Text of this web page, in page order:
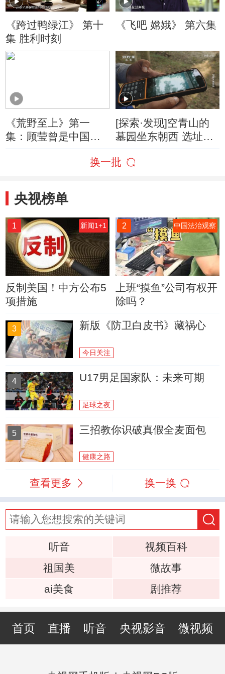
《跨过鸭绿江》 第十
集 胜利时刻
《飞吧 嫦娥》 第六集
《荒野至上》第一
集：顾莹曾是中国滑
[探索·发现]空青山的
墓园坐东朝西 选址极
换一批
央视榜单
1 新闻1+1
反制美国！中方公布5
项措施
2 中国法治观察
上班“摸鱼”公司有权开
除吗？
3 新版《防卫白皮书》藏祸心
今日关注
4 U17男足国家队：未来可期
足球之夜
5 三招教你识破真假全麦面包
健康之路
查看更多 换一换
听音
视频百科
祖国美
微故事
ai美食
剧推荐
首页 直播 听音 央视影音 微视频